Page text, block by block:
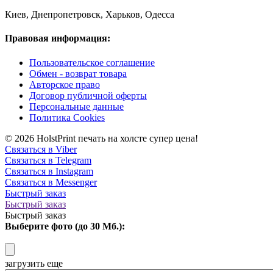
Киев, Днепропетровск, Харьков, Одесса
Правовая информация:
Пользовательское соглашение
Обмен - возврат товара
Авторское право
Договор публичной оферты
Персональные данные
Политика Cookies
© 2026 HolstPrint печать на холсте супер цена!
Связаться в Viber
Связаться в Telegram
Связаться в Instagram
Связаться в Messenger
Быстрый заказ
Быстрый заказ
Быстрый заказ
Выберите фото (до 30 Мб.):
загрузить еще